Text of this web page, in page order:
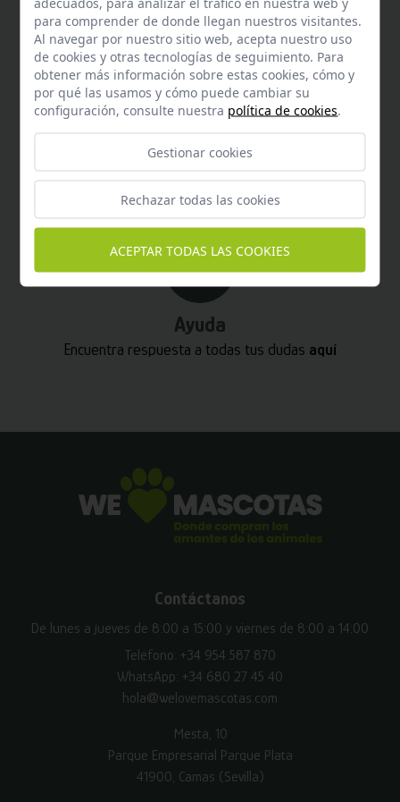
587 870
Whatsapp
+34 680 27 45 40
Ayuda
Encuentra respuesta a todas tus dudas aquí
Contáctanos
De lunes a jueves de 8:00 a 15:00 y viernes de 8:00 a 14:00
Teléfono: +34 954 587 870
WhatsApp: +34 680 27 45 40
hola@welovemascotas.com
Mesta, 10
Parque Empresarial Parque Plata
41900, Camas (Sevilla)
para comprender de donde llegan nuestros visitantes.
Al navegar por nuestro sitio web, acepta nuestro uso
de cookies y otras tecnologías de seguimiento. Para
obtener más información sobre estas cookies, cómo y
por qué las usamos y cómo puede cambiar su
configuración, consulte nuestra política de cookies.
Gestionar cookies
Rechazar todas las cookies
ACEPTAR TODAS LAS COOKIES